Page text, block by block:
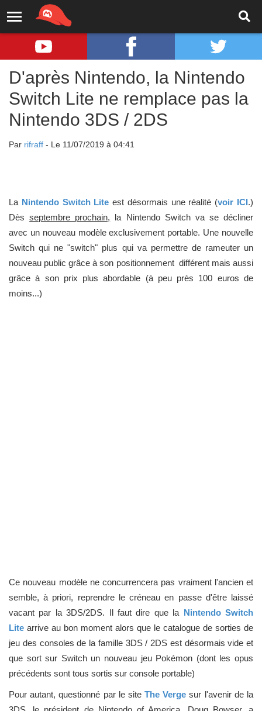
D'après Nintendo, la Nintendo
Switch Lite ne remplace pas la
Nintendo 3DS / 2DS
Par rifraff - Le 11/07/2019 à 04:41
La Nintendo Switch Lite est désormais une réalité (voir ICI.)
Dèsseptembre prochain, la Nintendo Switch va se décliner
avec un nouveau modèle exclusivement portable. Une nouvelle
Switch qui ne "switch" plus qui va permettre de rameuter un
nouveau public grâce à son positionnement différent mais aussi
grâce à son prix plus abordable (à peu près 100 euros de
moins...)
Ce nouveau modèle ne concurrencera pas vraiment l'ancien et
semble, à priori, reprendre le créneau en passe d'être laissé
vacant par la 3DS/2DS. Il faut dire que la Nintendo Switch
Lite arrive au bon moment alors que le catalogue de sorties de
jeu des consoles de la famille 3DS / 2DS est désormais vide et
que sort sur Switch un nouveau jeu Pokémon (dont les opus
précédents sont tous sortis sur console portable)
Pour autant, questionné par le siteThe Verge sur l'avenir de la